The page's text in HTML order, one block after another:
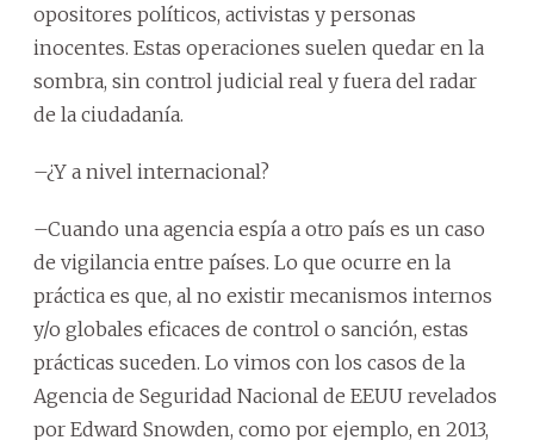
opositores políticos, activistas y personas
inocentes. Estas operaciones suelen quedar en la
sombra, sin control judicial real y fuera del radar
de la ciudadanía.
–¿Y a nivel internacional?
–Cuando una agencia espía a otro país es un caso
de vigilancia entre países. Lo que ocurre en la
práctica es que, al no existir mecanismos internos
y/o globales eficaces de control o sanción, estas
prácticas suceden. Lo vimos con los casos de la
Agencia de Seguridad Nacional de EEUU revelados
por Edward Snowden, como por ejemplo, en 2013,